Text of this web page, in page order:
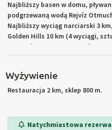
Najbliższy basen w domu,
podgrzewaną wodą Rejvíz
Najbliższy wyciąg narciarski 3
Golden Hills 10 km (4 wyciągi,
turystyka rowerowa w
Wyżywienie
Restauracja 2 km, sklep 800 m.
Natychmiastowa